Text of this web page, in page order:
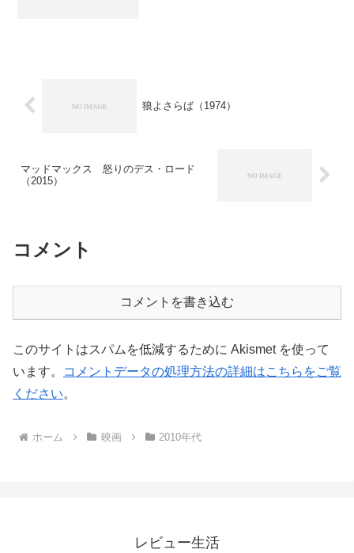
狼よさらば（1974）
マッドマックス 怒りのデス・ロード
（2015）
コメント
コメントを書き込む
このサイトはスパムを低減するために Akismet を使って
います。
コメントデータの処理方法の詳細はこちらをご覧
ください。
ホーム 映画 2010年代
レビュー生活